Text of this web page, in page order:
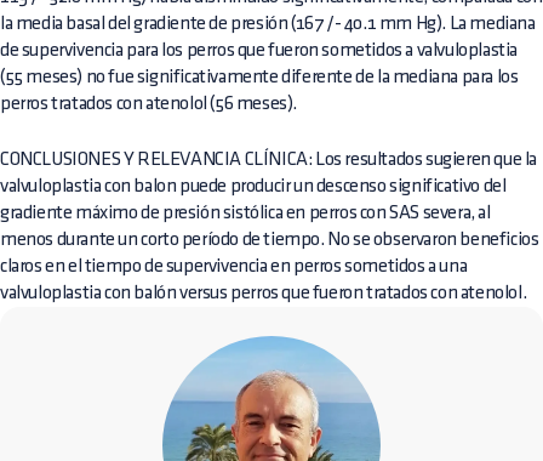
la media basal del gradiente de presión (167 /- 40.1 mm Hg). La mediana
de supervivencia para los perros que fueron sometidos a valvuloplastia
(55 meses) no fue significativamente diferente de la mediana para los
perros tratados con atenolol (56 meses).
CONCLUSIONES Y RELEVANCIA CLÍNICA: Los resultados sugieren que la
valvuloplastia con balon puede producir un descenso significativo del
gradiente máximo de presión sistólica en perros con SAS severa, al
menos durante un corto período de tiempo. No se observaron beneficios
claros en el tiempo de supervivencia en perros sometidos a una
valvuloplastia con balón versus perros que fueron tratados con atenolol.